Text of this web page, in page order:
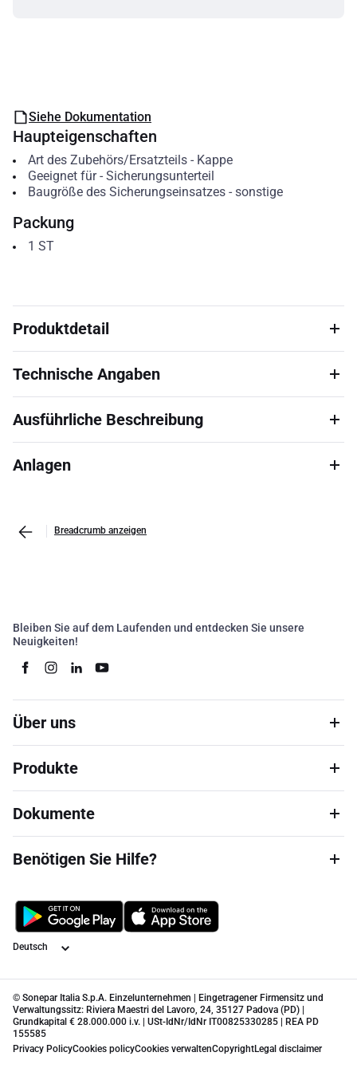
Siehe Dokumentation
Haupteigenschaften
Art des Zubehörs/Ersatzteils- Kappe
Geeignet für- Sicherungsunterteil
Baugröße des Sicherungseinsatzes- sonstige
Packung
1 ST
Produktdetail
Technische Angaben
Ausführliche Beschreibung
Anlagen
Breadcrumb anzeigen
Bleiben Sie auf dem Laufenden und entdecken Sie unsere
Neuigkeiten!
Über uns
Produkte
Dokumente
Benötigen Sie Hilfe?
Sprache
© Sonepar Italia S.p.A. Einzelunternehmen | Eingetragener Firmensitz und
Verwaltungssitz: Riviera Maestri del Lavoro, 24, 35127 Padova (PD) |
Grundkapital € 28.000.000 i.v. | USt-IdNr/IdNr IT00825330285 | REA PD
155585
Privacy PolicyCookies policyCookies verwaltenCopyrightLegal disclaimer